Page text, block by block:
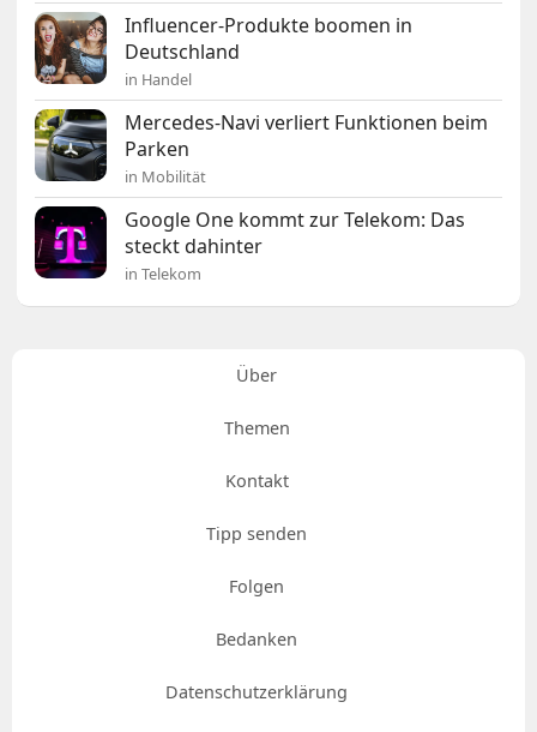
Influencer-Produkte boomen in
Deutschland
in Handel
Mercedes-Navi verliert Funktionen beim
Parken
in Mobilität
Google One kommt zur Telekom: Das
steckt dahinter
in Telekom
Über
Themen
Kontakt
Tipp senden
Folgen
Bedanken
Datenschutzerklärung